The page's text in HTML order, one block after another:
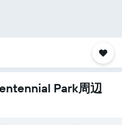
Park周辺